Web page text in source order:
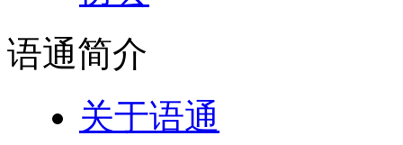
语通简介
关于语通